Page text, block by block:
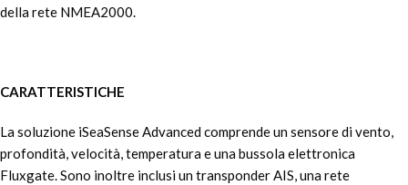
della rete NMEA2000.
CARATTERISTICHE
La soluzione iSeaSense Advanced comprende un sensore di vento,
profondità, velocità, temperatura e una bussola elettronica
Fluxgate. Sono inoltre inclusi un transponder AIS, una rete